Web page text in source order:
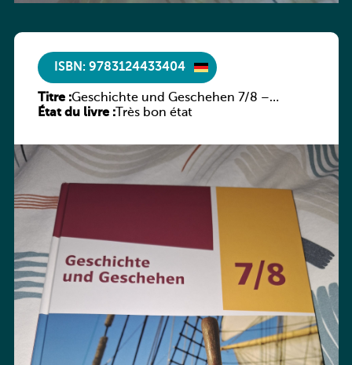
ISBN: 9783124433404
Titre :Geschichte und Geschehen 7/8 –
Rheinland-Pfalz
État du livre :Très bon état